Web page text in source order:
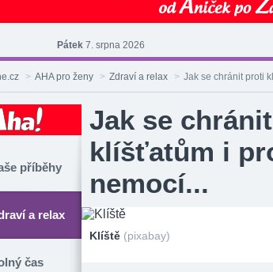
Pátek 7. srpna 2026
> AHA pro ženy > Zdraví a relax > Jak se chránit proti
příběhy
a relax
čas
Jak se
klíšťatům i
nemocí...
Klíště (pixabay)